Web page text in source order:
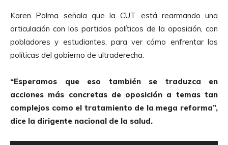
o
d
u
c
r
d
e
A
Karen Palma señala que la CUT está rearmando una
articulación con los partidos políticos de la oposición, con
pobladores y estudiantes, para ver cómo enfrentar las
políticas del gobierno de ultraderecha.
“Esperamos que eso también se traduzca en
acciones más concretas de oposición a temas tan
complejos como el tratamiento de la mega reforma”,
dice la dirigente nacional de la salud.